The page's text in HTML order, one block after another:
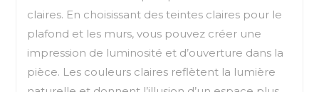
claires. En choisissant des teintes claires pour le
plafond et les murs, vous pouvez créer une
impression de luminosité et d’ouverture dans la
pièce. Les couleurs claires reflètent la lumière